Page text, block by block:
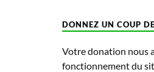
DONNEZ UN COUP
Votre donation nous
fonctionnement du